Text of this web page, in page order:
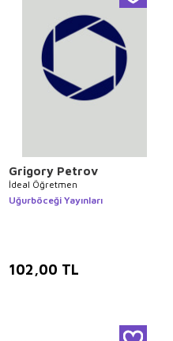
Grigory Petrov
İdeal Öğretmen
Uğurböceği Yayınları
102,00 TL